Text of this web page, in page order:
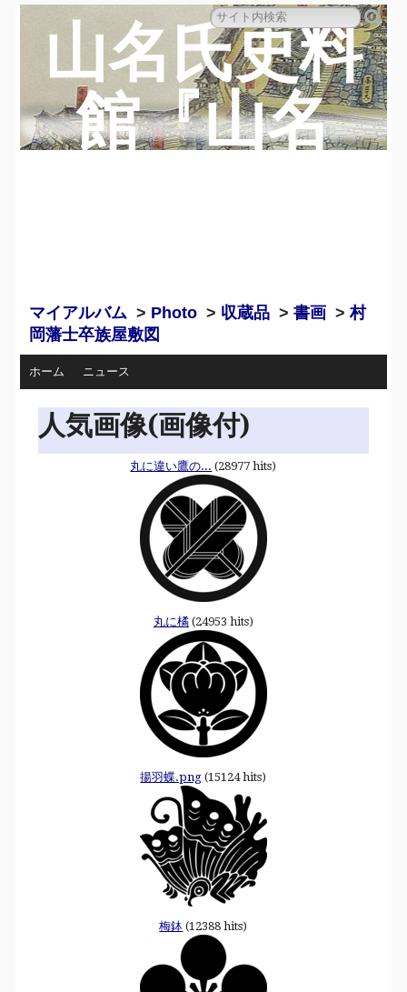
山名氏史料
館『山名
マイアルバム > Photo > 収蔵品 >書画 >村
岡藩士卒族屋敷図
ホーム ニュース
人気画像(画像付)
丸に違い鷹の... (28977 hits)
丸に橘(24953 hits)
揚羽蝶.png (15124 hits)
梅鉢 (12388 hits)